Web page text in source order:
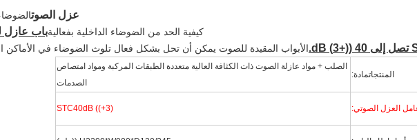
عزل الصوت
كيفية الحد من الضوضاء الداخلية بفعاليةباب عازل
الأبواب المقيدة للصوت يمكن أن تحل بشكل فعال تلوث الضوضاء في الأماكن
المنتجاتمادة:
الصلب + مواد عازلة الصوت ذات الكثافة العالية متعددة الطبقات المركبة ومواد امتصاص
الصدمات
العزل الصوتي: STC40dB ((+3)